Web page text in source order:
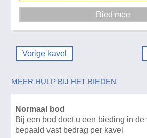
Vorige kavel
MEER HULP BIJ HET BIEDEN
Normaal bod
Bij een bod doet u een bieding in de
bepaald vast bedrag per kavel